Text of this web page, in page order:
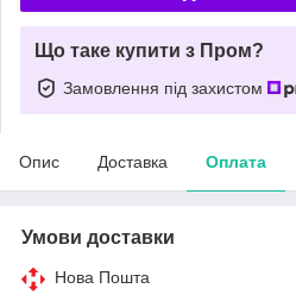
Що таке купити з Пром?
Замовлення під захистом
Опис Доставка Оплата
Умови доставки
Нова Пошта